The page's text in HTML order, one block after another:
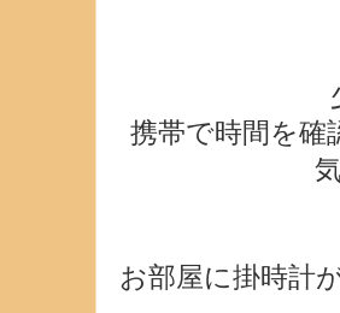
携帯で時間を確
お部屋に掛時計